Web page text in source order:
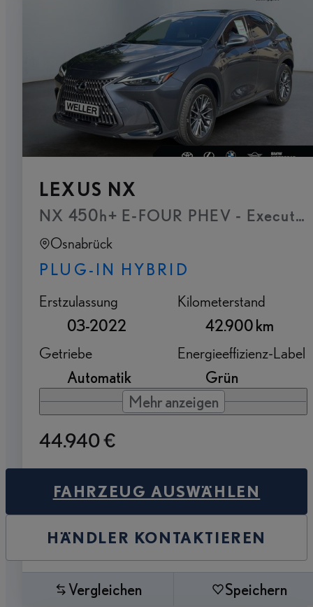
LEXUS NX
NX 450h+ E-FOUR PHEV -
Osnabrück
PLUG-IN HYBRID
Erstzulassung
03-2022
Kilometerstand
42.900 km
Getriebe
Automatik
Energieeffizienz-Label
Grün
Mehr anzeigen
44.940 €
FAHRZEUG AUSWÄHLEN
HÄNDLER KONTAKTIEREN
Vergleichen Speichern